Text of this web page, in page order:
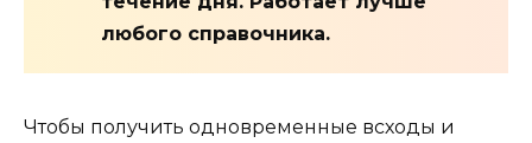
любого справочника.
Чтобы получить одновременные всходы и